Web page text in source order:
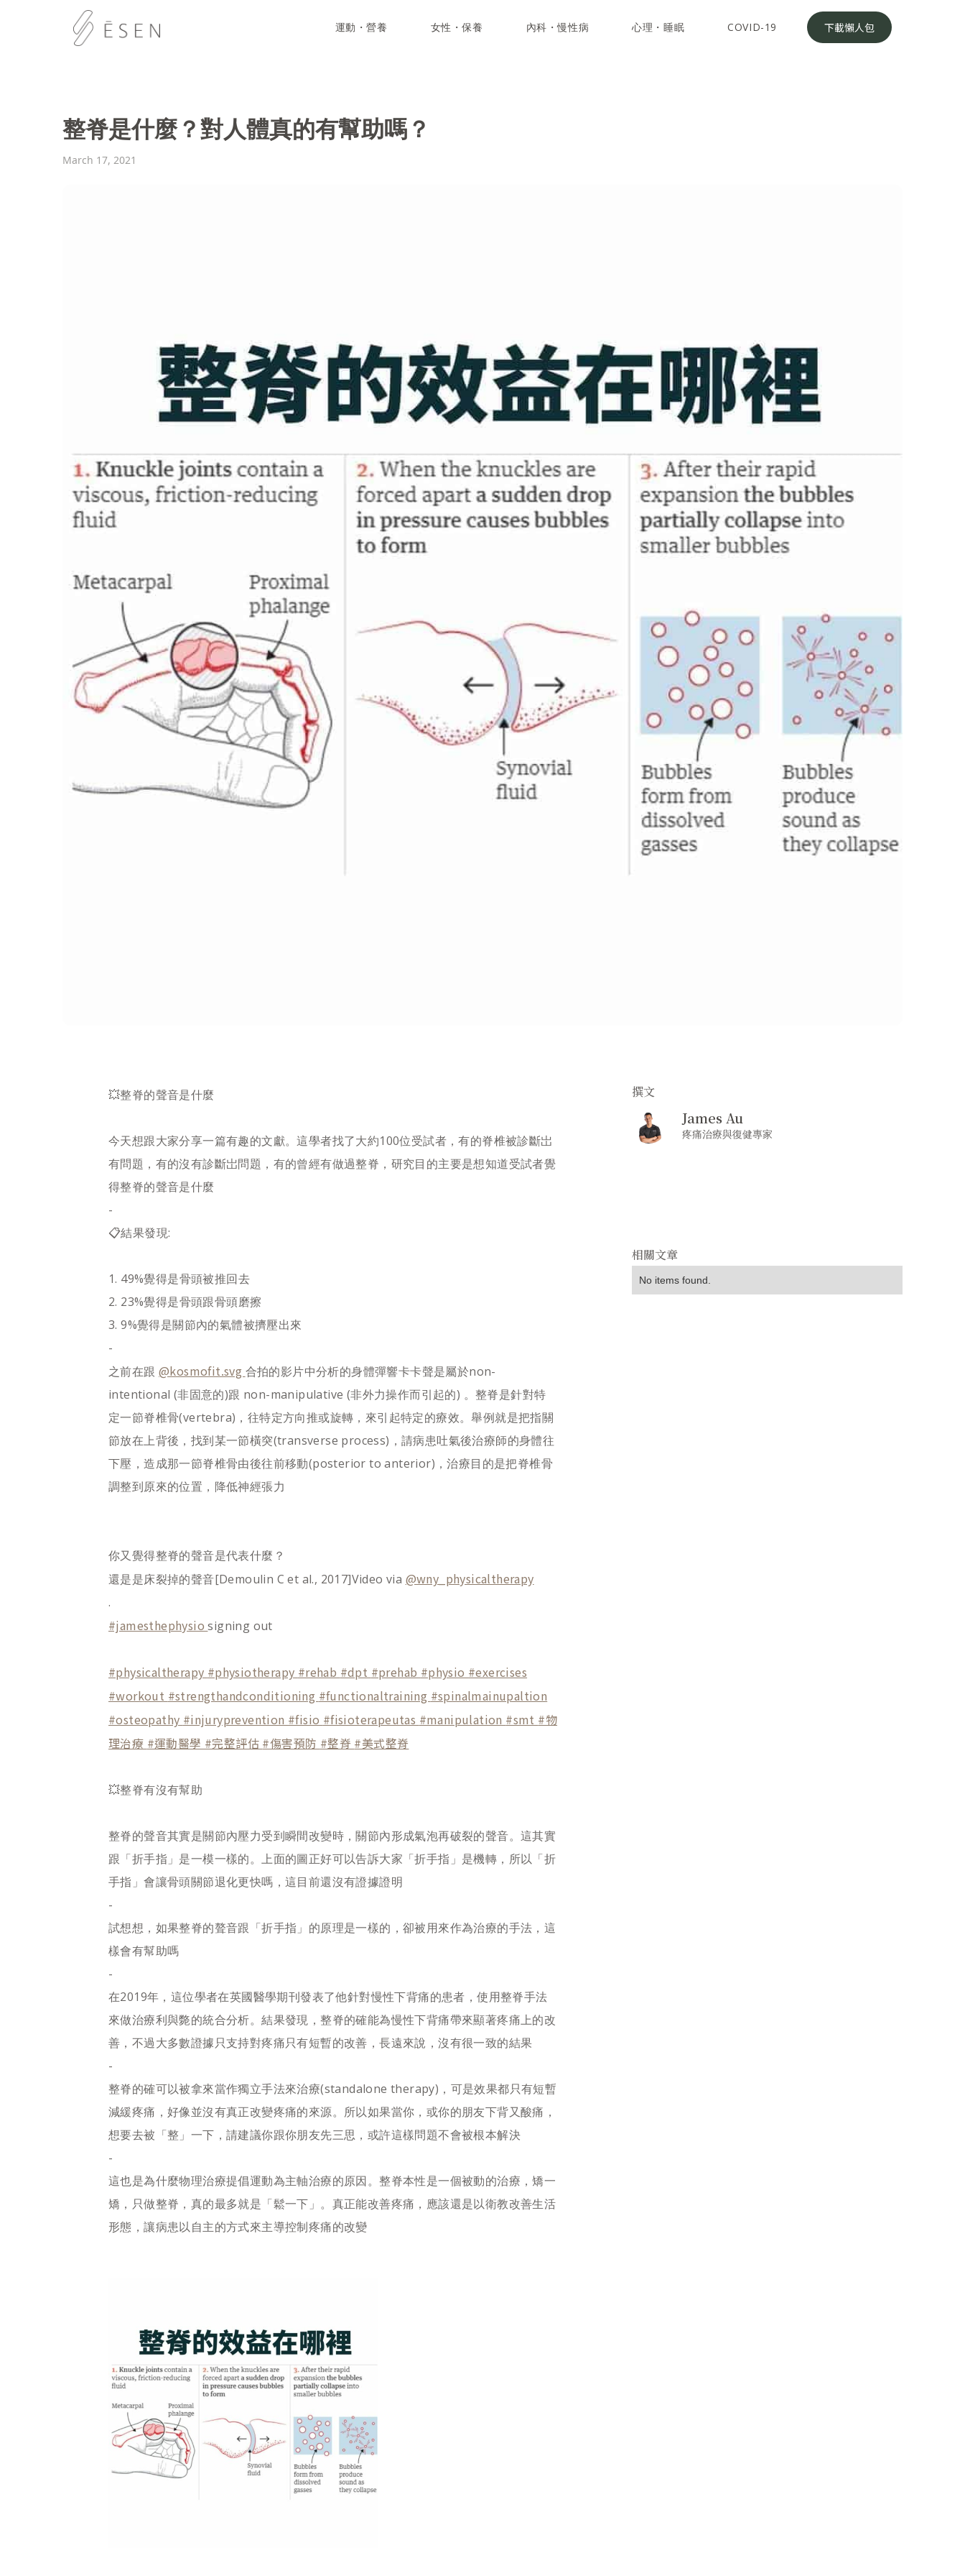
運動・營養 女性・保養 內科・慢性病 心理・睡眠 COVID-19 下載懶人包
整脊是什麼？對人體真的有幫助嗎？
March 17, 2021
💥整脊的聲音是什麼
今天想跟大家分享一篇有趣的文獻。這學者找了大約100位受試者，有的脊椎被診斷岀
有問題，有的沒有診斷岀問題，有的曾經有做過整脊，研究目的主要是想知道受試者覺
得整脊的聲音是什麼
-
📋結果發現:
1. 49%覺得是骨頭被推回去
2. 23%覺得是骨頭跟骨頭磨擦
3. 9%覺得是關節內的氣體被擠壓出來
-
之前在跟 @kosmofit.svg 合拍的影片中分析的身體彈響卡卡聲是屬於non-
intentional (非固意的)跟 non-manipulative (非外力操作而引起的) 。整脊是針對特
定一節脊椎骨(vertebra)，往特定方向推或旋轉，來引起特定的療效。舉例就是把指關
節放在上背後，找到某一節橫突(transverse process)，請病患吐氣後治療師的身體往
下壓，造成那一節脊椎骨由後往前移動(posterior to anterior)，治療目的是把脊椎骨
調整到原來的位置，降低神經張力
你又覺得整脊的聲音是代表什麼？
還是是床裂掉的聲音[Demoulin C et al., 2017]Video via @wny_physicaltherapy
.
#jamesthephysiosigning out
#physicaltherapy #physiotherapy #rehab #dpt #prehab #physio #exercises
#workout #strengthandconditioning #functionaltraining #spinalmainupaltion
#osteopathy #injuryprevention #fisio #fisioterapeutas #manipulation #smt #物
理治療 #運動醫學 #完整評估 #傷害預防 #整脊 #美式整脊
💥整脊有沒有幫助
整脊的聲音其實是關節內壓力受到瞬間改變時，關節內形成氣泡再破裂的聲音。這其實
跟「折手指」是一模一樣的。上面的圖正好可以告訴大家「折手指」是機轉，所以「折
手指」會讓骨頭關節退化更快嗎，這目前還沒有證據證明
-
試想想，如果整脊的聱音跟「折手指」的原理是一樣的，卻被用來作為治療的手法，這
樣會有幫助嗎
-
在2019年，這位學者在英國醫學期刊發表了他針對慢性下背痛的患者，使用整脊手法
來做治療利與斃的統合分析。結果發現，整脊的確能為慢性下背痛帶來顯著疼痛上的改
善，不過大多數證據只支持對疼痛只有短暫的改善，長遠來說，沒有很一致的結果
-
整脊的確可以被拿來當作獨立手法來治療(standalone therapy)，可是效果都只有短暫
減緩疼痛，好像並沒有真正改變疼痛的來源。所以如果當你，或你的朋友下背又酸痛，
想要去被「整」一下，請建議你跟你朋友先三思，或許這樣問題不會被根本解決
-
這也是為什麼物理治療提倡運動為主軸治療的原因。整脊本性是一個被動的治療，矯一
矯，只做整脊，真的最多就是「鬆一下」。真正能改善疼痛，應該還是以衛教改善生活
形態，讓病患以自主的方式來主導控制疼痛的改變
撰文
James Au
疼痛治療與復健專家
相關文章
No items found.